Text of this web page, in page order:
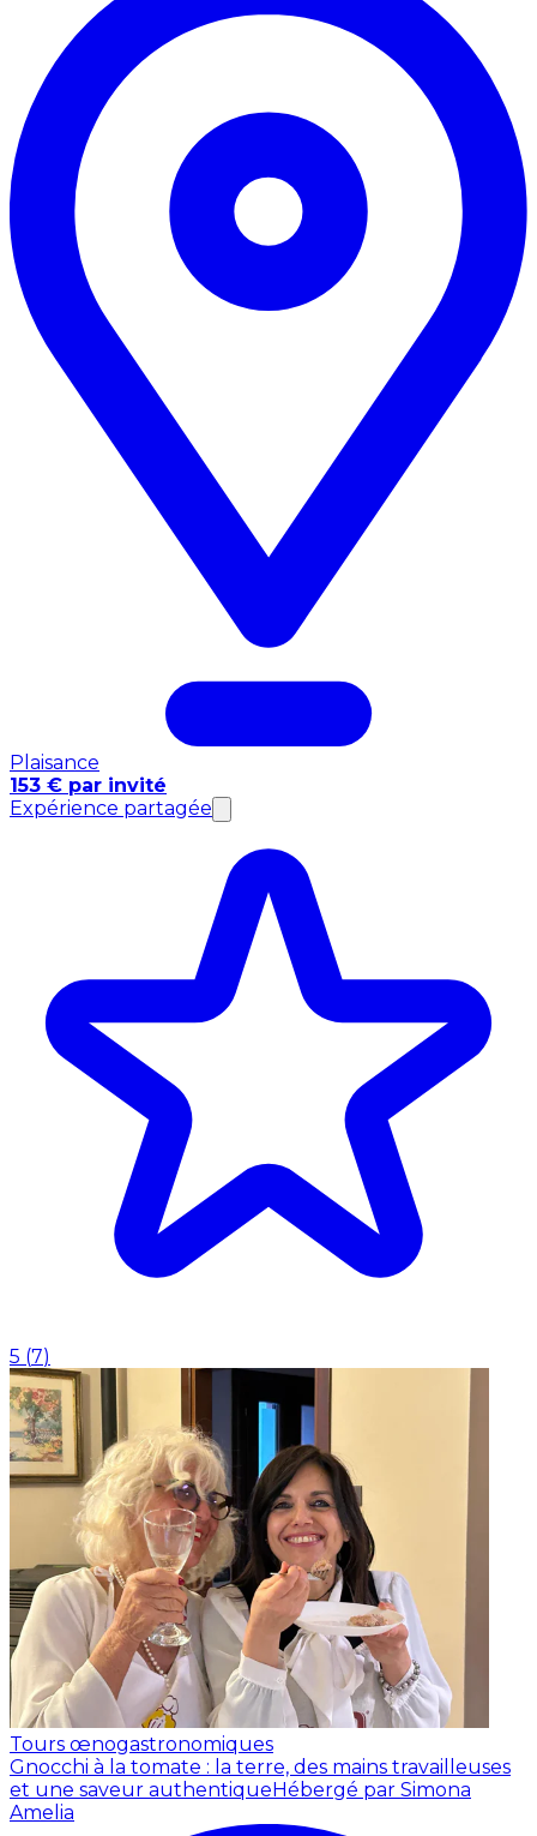
Plaisance
153 € par invité
Expérience partagée
5 (7)
Tours œnogastronomiques
Gnocchi à la tomate : la terre, des mains travailleuses
et une saveur authentiqueHébergé par Simona
Amelia